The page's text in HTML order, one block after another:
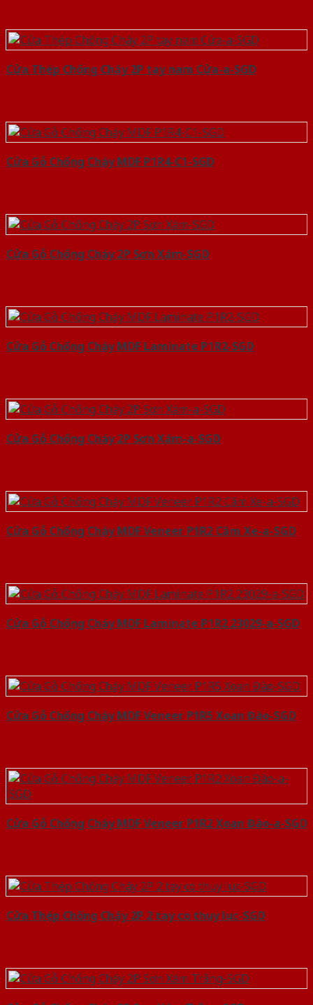
Cửa Thép Chống Cháy 2P tay nam Cửa-a-SGD
Cửa Gỗ Chống Cháy MDF P1R4-C1-SGD
Cửa Gỗ Chống Cháy 2P Sơn Xám-SGD
Cửa Gỗ Chống Cháy MDF Laminate P1R2-SGD
Cửa Gỗ Chống Cháy 2P Sơn Xám-a-SGD
Cửa Gỗ Chống Cháy MDF Veneer P1R2 Căm Xe-a-SGD
Cửa Gỗ Chống Cháy MDF Laminate P1R2 23029-a-SGD
Cửa Gỗ Chống Cháy MDF Veneer P1R5 Xoan Đào-SGD
Cửa Gỗ Chống Cháy MDF Veneer P1R2 Xoan Đào-a-SGD
Cửa Thép Chống Cháy 2P 2 tay co thuy luc-SGD